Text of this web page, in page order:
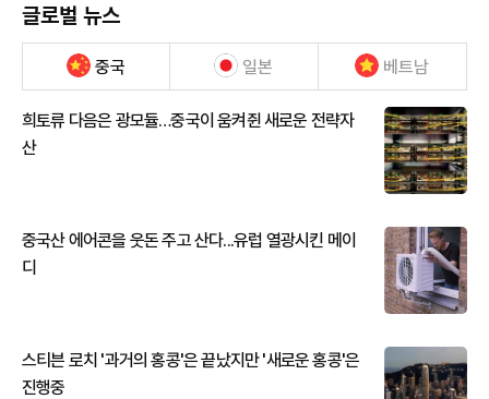
글로벌 뉴스
중국 일본 베트남
희토류 다음은 광모듈…중국이 움켜쥔 새로운 전략자
산
중국산 에어콘을 웃돈 주고 산다...유럽 열광시킨 메이
디
스티븐 로치 '과거의 홍콩'은 끝났지만 '새로운 홍콩'은
진행중